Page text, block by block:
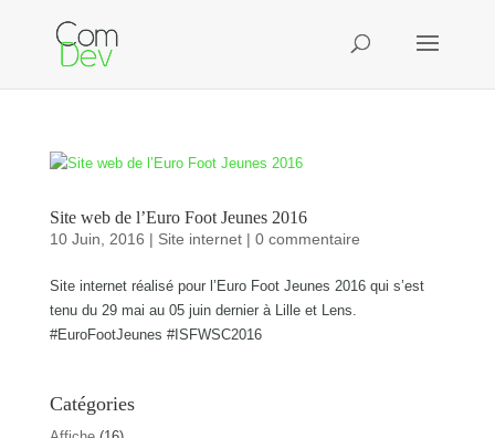
Site web de l’Euro Foot Jeunes 2016
10 Juin, 2016 | Site internet| 0 commentaire
Site internet réalisé pour l’Euro Foot Jeunes 2016 qui s’est
tenu du 29 mai au 05 juin dernier à Lille et Lens.
#EuroFootJeunes #ISFWSC2016
Catégories